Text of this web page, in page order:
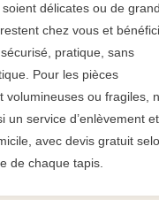
soient délicates ou de
chez vous et
pratique, sans
Pour les pièces
volumineuses ou fragiles,
un service d’enlèvement
avec devis gratuit
de chaque tapis.